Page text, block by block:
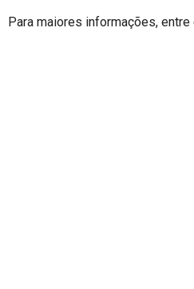
Para maiores informações, entre